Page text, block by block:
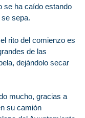
se ha caído estando
sepa.
rito del comienzo es
de las
dejándolo secar
mucho, gracias a
su camión